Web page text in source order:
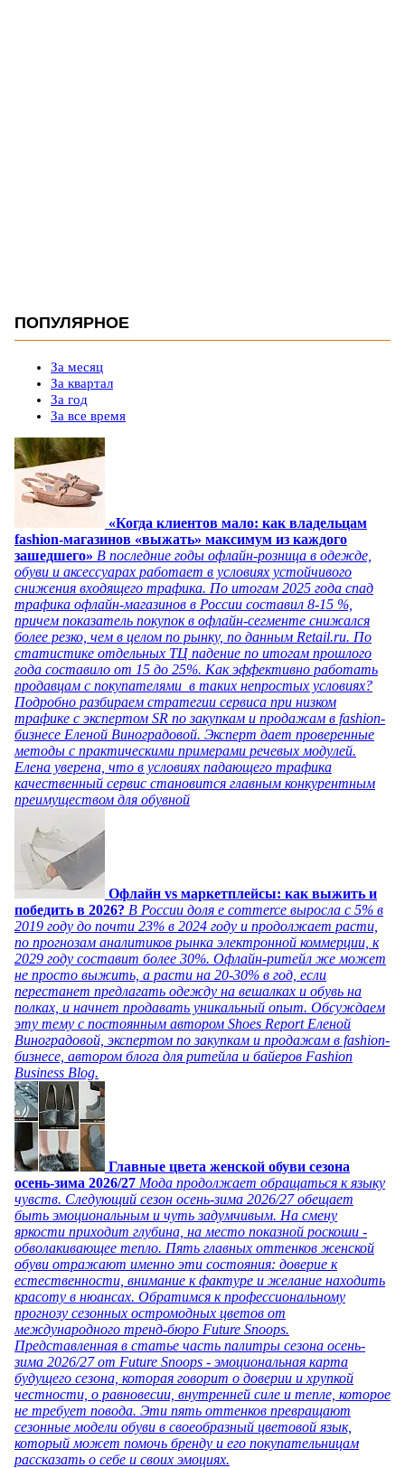
ПОПУЛЯРНОЕ
За месяц
За квартал
За год
За все время
«Когда клиентов мало: как владельцам
fashion-магазинов «выжать» максимум из каждого
зашедшего» В последние годы офлайн-розница в одежде,
обуви и аксессуарах работает в условиях устойчивого
снижения входящего трафика. По итогам 2025 года спад
трафика офлайн-магазинов в России составил 8-15 %,
причем показатель покупок в офлайн-сегменте снижался
более резко, чем в целом по рынку, по данным Retail.ru. По
статистике отдельных ТЦ падение по итогам прошлого
года составило от 15 до 25%. Как эффективно работать
продавцам с покупателями в таких непростых условиях?
Подробно разбираем стратегии сервиса при низком
трафике с экспертом SR по закупкам и продажам в fashion-
бизнесе Еленой Виноградовой. Эксперт дает проверенные
методы с практическими примерами речевых модулей.
Елена уверена, что в условиях падающего трафика
качественный сервис становится главным конкурентным
преимуществом для обувной
Офлайн vs маркетплейсы: как выжить и
победить в 2026? В России доля e commerce выросла с 5% в
2019 году до почти 23% в 2024 году и продолжает расти,
по прогнозам аналитиков рынка электронной коммерции, к
2029 году составит более 30%. Офлайн-ритейл же может
не просто выжить, а расти на 20-30% в год, если
перестанет предлагать одежду на вешалках и обувь на
полках, и начнет продавать уникальный опыт. Обсуждаем
эту тему с постоянным автором Shoes Report Еленой
Виноградовой, экспертом по закупкам и продажам в fashion-
бизнесе, автором блога для ритейла и байеров Fashion
Business Blog.
Главные цвета женской обуви сезона
осень-зима 2026/27 Мода продолжает обращаться к языку
чувств. Следующий сезон осень-зима 2026/27 обещает
быть эмоциональным и чуть задумчивым. На смену
яркости приходит глубина, на место показной роскоши -
обволакивающее тепло. Пять главных оттенков женской
обуви отражают именно эти состояния: доверие к
естественности, внимание к фактуре и желание находить
красоту в нюансах. Обратимся к профессиональному
прогнозу сезонных остромодных цветов от
международного тренд-бюро Future Snoops.
Представленная в статье часть палитры сезона осень-
зима 2026/27 от Future Snoops - эмоциональная карта
будущего сезона, которая говорит о доверии и хрупкой
честности, о равновесии, внутренней силе и тепле, которое
не требует повода. Эти пять оттенков превращают
сезонные модели обуви в своеобразный цветовой язык,
который может помочь бренду и его покупательницам
рассказать о себе и своих эмоциях.